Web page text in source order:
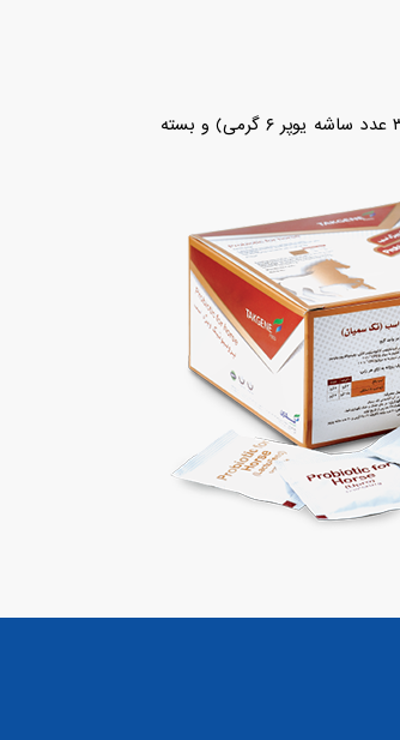
جعبه های۶۰ تایی (۳۰ عدد ساشه لاکتوفید ۳ گرمی و ۳۰ عدد ساشه یوپر ۶ گرمی) و بسته